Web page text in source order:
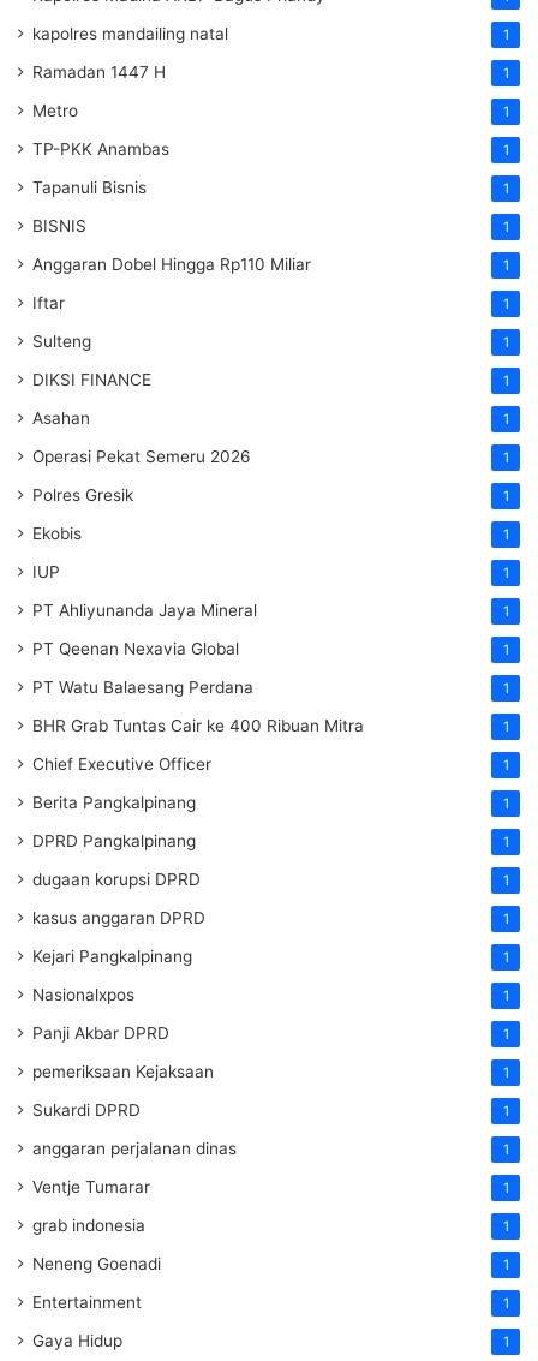
kapolres mandailing natal 1
Ramadan 1447 H 1
Metro 1
TP-PKK Anambas 1
Tapanuli Bisnis 1
BISNIS 1
Anggaran Dobel Hingga Rp110 Miliar 1
Iftar 1
Sulteng 1
DIKSI FINANCE 1
Asahan 1
Operasi Pekat Semeru 2026 1
Polres Gresik 1
Ekobis 1
IUP 1
PT Ahliyunanda Jaya Mineral 1
PT Qeenan Nexavia Global 1
PT Watu Balaesang Perdana 1
BHR Grab Tuntas Cair ke 400 Ribuan Mitra 1
Chief Executive Officer 1
Berita Pangkalpinang 1
DPRD Pangkalpinang 1
dugaan korupsi DPRD 1
kasus anggaran DPRD 1
Kejari Pangkalpinang 1
Nasionalxpos 1
Panji Akbar DPRD 1
pemeriksaan Kejaksaan 1
Sukardi DPRD 1
anggaran perjalanan dinas 1
Ventje Tumarar 1
grab indonesia 1
Neneng Goenadi 1
Entertainment 1
Gaya Hidup 1